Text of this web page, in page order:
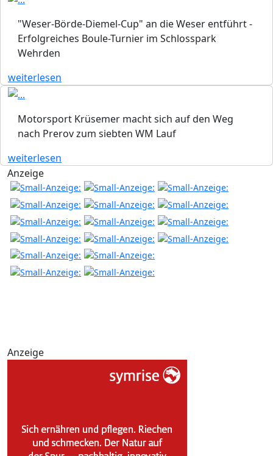
"Weser-Börde-Diemel-Cup" an die Weser entführt -
Erfolgreiches Boule-Turnier im Schlosspark
Wehrden
weiterlesen
Motorsport Krüsemer macht sich auf den Weg
nach Prerov zum siebten WM Lauf
weiterlesen
Anzeige
Anzeige